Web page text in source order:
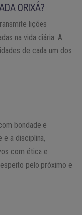
ORIXÁ?
lições
na vida diária. A
de cada um dos
bondade e
e a disciplina,
com ética e
pelo próximo e